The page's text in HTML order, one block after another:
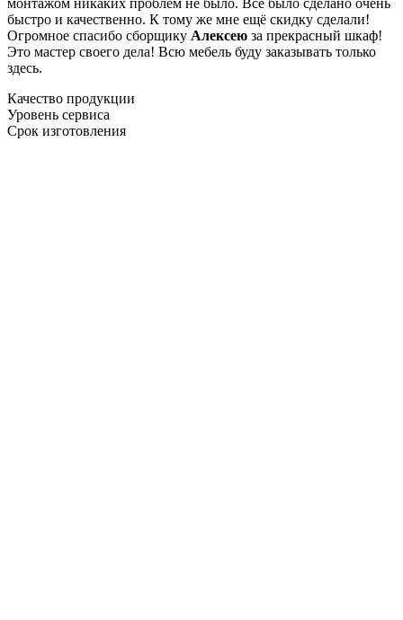
быстро и качественно. К тому же мне ещё скидку сделали!
Огромное спасибо сборщику Алексею за прекрасный шкаф!
Это мастер своего дела! Всю мебель буду заказывать только
здесь.
Качество продукции
Уровень сервиса
Срок изготовления